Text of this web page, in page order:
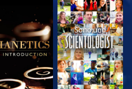
ESPLORA LE
SERIE
GUARDA